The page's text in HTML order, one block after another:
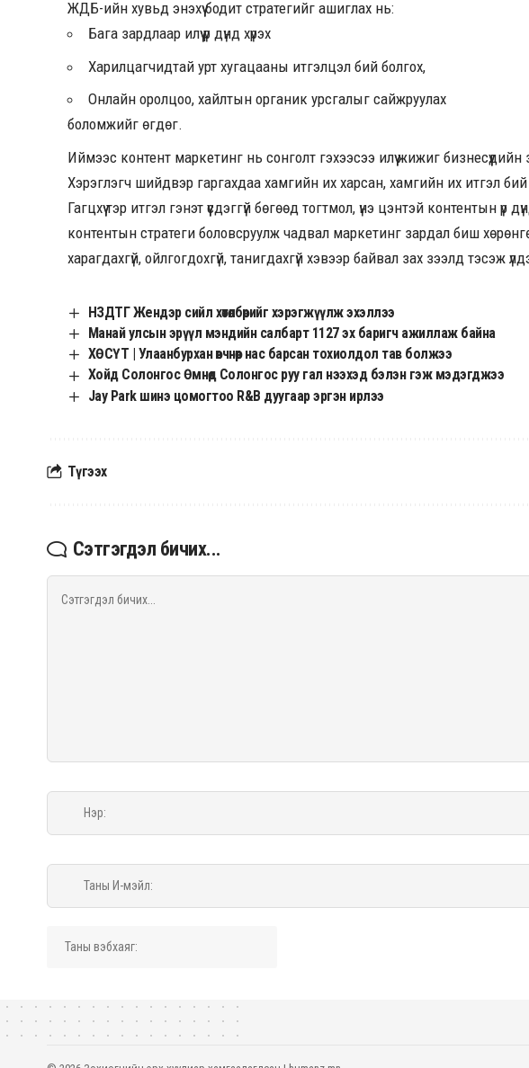
ЖДБ-ийн хувьд энэхүү бодит стратегийг ашиглах нь:
Бага зардлаар илүү үр дүнд хүрэх
Харилцагчидтай урт хугацааны итгэлцэл бий болгох,
Онлайн оролцоо, хайлтын органик урсгалыг сайжруулах
боломжийг өгдөг.
Иймээс контент маркетинг нь сонголт гэхээсээ илүү жижиг
Хэрэглэгч шийдвэр гаргахдаа хамгийн их харсан, хамгийн их итгэл
Гагцхүү тэр итгэл гэнэт үүсдэггүй бөгөөд тогтмол, үнэ цэнтэй контентын
контентын стратеги боловсруулж чадвал маркетинг зардал биш
харагдахгүй, ойлгогдохгүй, танигдахгүй хэвээр байвал зах зээлд тэсэж
НЗДТГ Жендэр сийл хөтөлбөрийг хэрэгжүүлж эхэллээ
Манай улсын эрүүл мэндийн салбарт 1127 эх баригч ажиллаж байна
ХӨСҮТ | Улаанбурхан өвчнөөр нас барсан тохиолдол тав болжээ
Хойд Солонгос Өмнөд Солонгос руу гал нээхэд бэлэн гэж мэдэгджээ
Jay Park шинэ цомогтоо R&B дуугаар эргэн ирлээ
Түгээх
Сэтгэгдэл бичих...